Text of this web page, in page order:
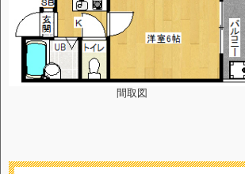
間取図